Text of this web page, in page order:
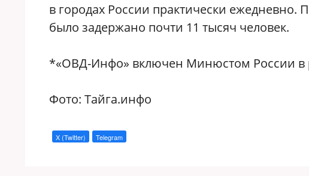
в городах России практически
было задержано почти 11 тысяч человек.
*«ОВД-Инфо» включен Минюстом России в
Фото: Тайга.инфо
X (Twitter) Telegram